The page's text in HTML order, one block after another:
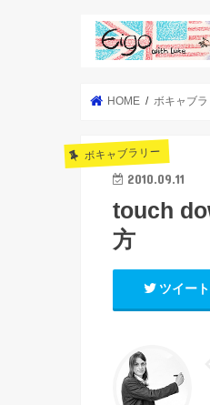
HOME ボキャブラ
ボキャブラリー
2010.09.11
touch
方
ツイート